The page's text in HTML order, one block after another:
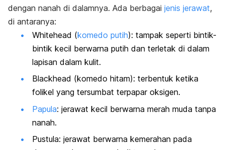
dengan nanah di dalamnya. Ada berbagai jenis jerawat,
di antaranya:
Whitehead (komedo putih): tampak seperti bintik-
bintik kecil berwarna putih dan terletak di dalam
lapisan dalam kulit.
Blackhead (komedo hitam): terbentuk ketika
folikel yang tersumbat terpapar oksigen.
Papula: jerawat kecil berwarna merah muda tanpa
nanah.
Pustula: jerawat berwarna kemerahan pada